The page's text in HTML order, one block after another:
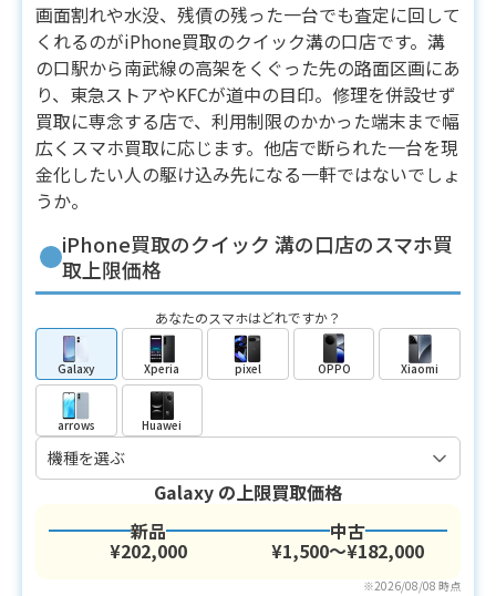
画面割れや水没、残債の残った一台でも査定に回して
くれるのがiPhone買取のクイック溝の口店です。溝
の口駅から南武線の高架をくぐった先の路面区画にあ
り、東急ストアやKFCが道中の目印。修理を併設せず
買取に専念する店で、利用制限のかかった端末まで幅
広くスマホ買取に応じます。他店で断られた一台を現
金化したい人の駆け込み先になる一軒ではないでしょ
うか。
iPhone買取のクイック 溝の口店のスマホ買
取上限価格
あなたのスマホはどれですか？
Galaxy Xperia pixel OPPO Xiaomi
arrows Huawei
Galaxy の上限買取価格
新品
¥202,000
中古
¥1,500〜¥182,000
※2026/08/08 時点